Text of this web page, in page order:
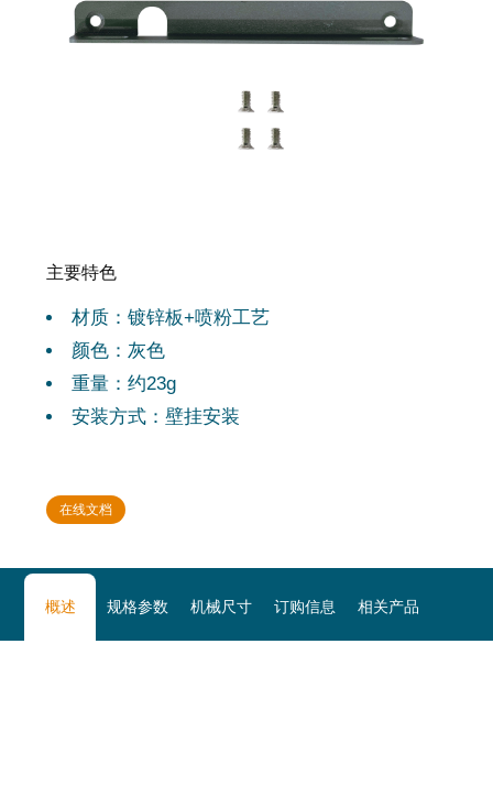
主要特色
材质：镀锌板+喷粉工艺
颜色：灰色
重量：约23g
安装方式：壁挂安装
在线文档
概述 规格参数 机械尺寸 订购信息 相关产品